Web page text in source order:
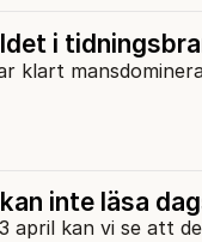
i
klart
inte läsa
april kan vi se att